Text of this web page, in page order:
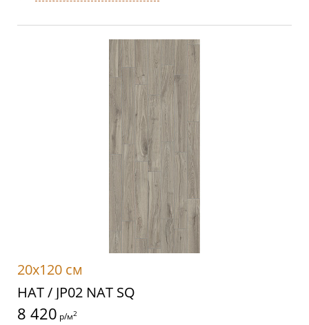
20x120 см
НАТ / JP02 NAT SQ
8 420 р/м2